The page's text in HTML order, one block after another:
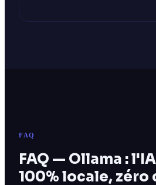
FAQ
FAQ — Ollama :
100% locale, zéro